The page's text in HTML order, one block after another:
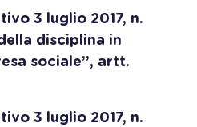
3 luglio 2017, n.
disciplina in
sociale”, artt.
3 luglio 2017, n.